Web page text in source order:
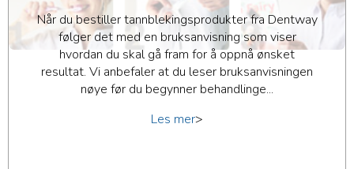
Når du bestiller tannblekingsprodukter fra Dentway
følger det med en bruksanvisning som viser
hvordan du skal gå fram for å oppnå ønsket
resultat. Vi anbefaler at du leser bruksanvisningen
nøye før du begynner behandlinge...
Les mer>